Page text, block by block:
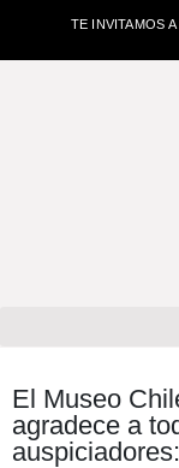
TE INVITAMOS
El Museo
agradece a
auspiciadores: